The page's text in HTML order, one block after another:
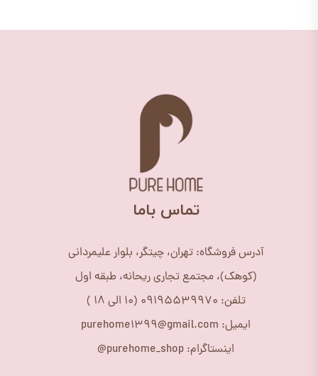
​تماس باما
آدرس فروشگاه: تهران، چیتگر، بلوار علیمردانی
(کوهک)، مجتمع تجاری ریحانه، طبقه اول
تلفن: 09195539970 (10 الی 18 )
ایمیل: purehome1399@gmail.com
اینستاگرام: purehome_shop@